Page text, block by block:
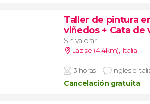
Taller de pintura
viñedos + Cata de
Sin valorar
Lazise (4.4km), Italia
3 horas Inglés e
Cancelación gratuita